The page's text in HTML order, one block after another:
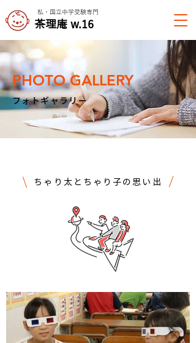
私・国立中学受験専門
​茶理庵 w.16
PHOTO GALLERY
​フォトギャラリー
ちゃり太とちゃり子の思い出